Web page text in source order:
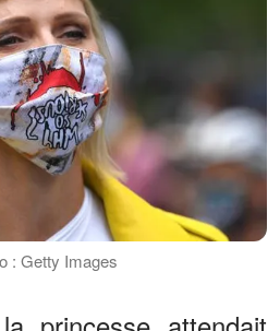
: Getty Images